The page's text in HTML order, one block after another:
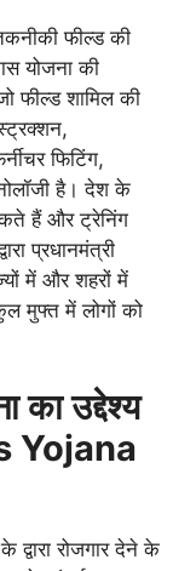
फील्ड की
योजना की
फील्ड शामिल की
फिटिंग,
है। देश के
हैं और ट्रेनिंग
प्रधानमंत्री
में और शहरों में
मुफ्त में लोगों को
का उद्देश्य
Yojana
रोजगार देने के